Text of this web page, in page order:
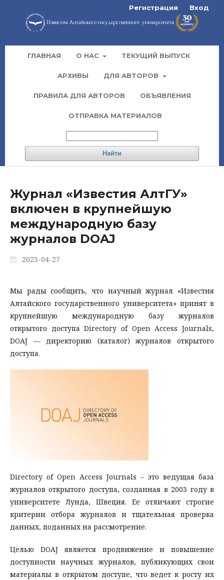
ГЛАВНАЯ О НАС ТЕКУЩИЙ ВЫПУСК
АРХИВЫ ДЛЯ АВТОРОВ
ПРАВИЛА ДЛЯ АВТОРОВ ОБЪЯВЛЕНИЯ
ОТПРАВКА МАТЕРИАЛОВ
Найти
Регистрация Вход
Журнал «Известия АлтГУ»
включен в крупнейшую
международную базу
журналов DOAJ
2023-04-27
Мы рады сообщить, что научный журнал «Известия
Алтайского государственного университета» принят в
крупнейшую международную базу журналов
открытого доступа Directory of Open Access Journals,
DOAJ — директорию (каталог) журналов открытого
доступа.
Directory of Open Access Journals – это ведущая база
журналов открытого доступа, созданная в 2003 году в
университете Лунда, Швеция. Ее отличают строгие
критерии отбора журналов и тщательная проверка
данных, поданных на рассмотрение.
Целью DOAJ является продвижение и повышение
доступности научных журналов, публикующих свои
материалы в открытом доступе, что ведет к росту их